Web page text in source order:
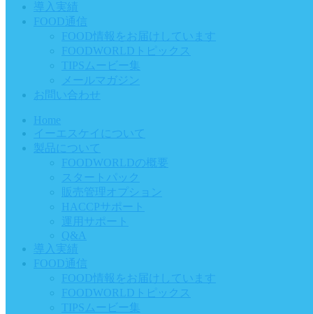
導入実績
FOOD通信
FOOD情報をお届けしています
FOODWORLDトピックス
TIPSムービー集
メールマガジン
お問い合わせ
Home
イーエスケイについて
製品について
FOODWORLDの概要
スタートパック
販売管理オプション
HACCPサポート
運用サポート
Q&A
導入実績
FOOD通信
FOOD情報をお届けしています
FOODWORLDトピックス
TIPSムービー集